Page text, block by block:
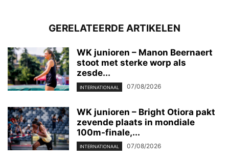
GERELATEERDE ARTIKELEN
WK junioren – Manon Beernaert
stoot met sterke worp als
zesde...
INTERNATIONAAL 07/08/2026
WK junioren – Bright Otiora pakt
zevende plaats in mondiale
100m-finale,...
INTERNATIONAAL 07/08/2026